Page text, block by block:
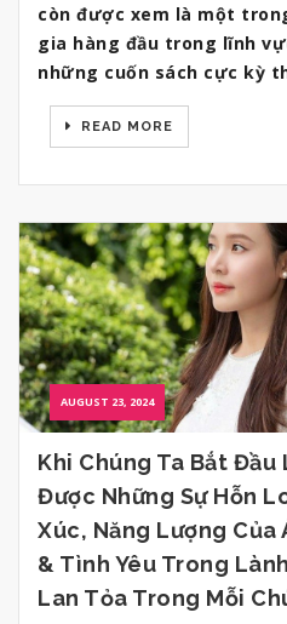
còn được xem là một
gia hàng đầu trong lĩnh
những cuốn sách cực kỳ
READ MORE
AUGUST 23, 2024
Khi Chúng Ta Bắt Đầu
Được Những Sự Hỗn
Xúc, Năng Lượng Của
& Tình Yêu Trong
Lan Tỏa Trong Mỗi